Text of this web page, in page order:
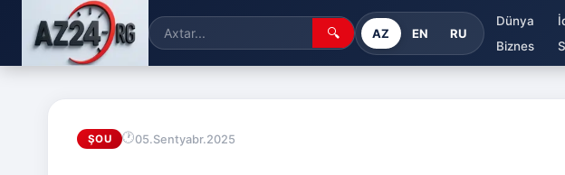
🔍 AZ EN RU
Dünya
Biznes
ŞOU 05.Sentyabr.2025